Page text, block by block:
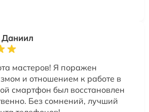
Даниил
мастеров! Я поражен
и отношением к работе в
смартфон был восстановлен
Без сомнений, лучший